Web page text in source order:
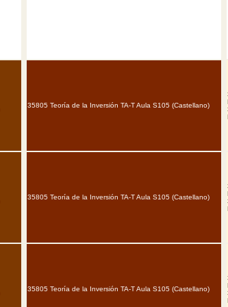
35805 Teoría de la Inversión TA-T Aula S105 (Castellano)
35805 Teoría de la Inversión TA-T Aula S105 (Castellano)
35805 Teoría de la Inversión TA-T Aula S105 (Castellano)